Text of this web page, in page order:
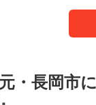
・長岡市